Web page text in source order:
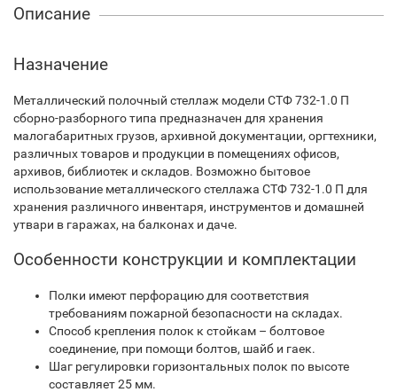
Описание
Назначение
Металлический полочный стеллаж модели СТФ 732-1.0 П
сборно-разборного типа предназначен для хранения
малогабаритных грузов, архивной документации, оргтехники,
различных товаров и продукции в помещениях офисов,
архивов, библиотек и складов. Возможно бытовое
использование металлического стеллажа СТФ 732-1.0 П для
хранения различного инвентаря, инструментов и домашней
утвари в гаражах, на балконах и даче.
Особенности конструкции и комплектации
Полки имеют перфорацию для соответствия
требованиям пожарной безопасности на складах.
Способ крепления полок к стойкам – болтовое
соединение, при помощи болтов, шайб и гаек.
Шаг регулировки горизонтальных полок по высоте
составляет 25 мм.